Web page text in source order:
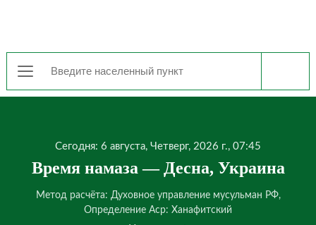
Сегодня: 6 августа, Четверг, 2026 г., 07:45
Время намаза — Десна, Украина
Метод расчёта: Духовное управление мусульман РФ,
Определение Аср: Ханафитский